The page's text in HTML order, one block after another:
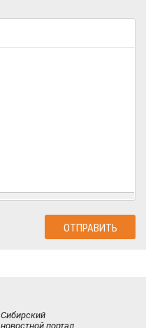
Сибирский
новостной портал